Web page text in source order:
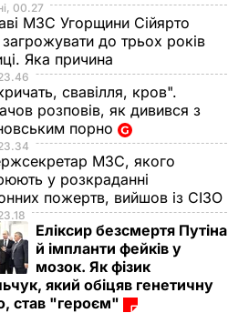
00.27
МЗС Угорщини Сійярто
до трьох років
Яка причина
свавілля, кров".
розповів, як дивився з
порно
МЗС, якого
у розкраданні
пожертв, вийшов із СІЗО
Еліксир безсмертя Путіна
й імпланти фейків у
мозок. Як фізик
який обіцяв генетичну
став "героєм"